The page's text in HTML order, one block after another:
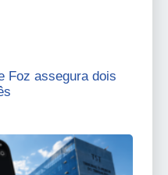
Foz assegura dois